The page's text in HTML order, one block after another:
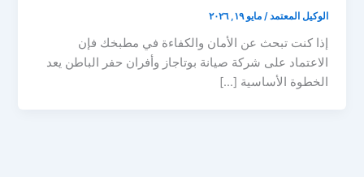
الوكيل المعتمد/مايو ١٩, ٢٠٢٦
إذا كنت تبحث عن الأمان والكفاءة في مطبخك فإن
الاعتماد على شركة صيانة بوتاجاز وأفران حفر الباطن يعد
الخطوة الأساسية […]